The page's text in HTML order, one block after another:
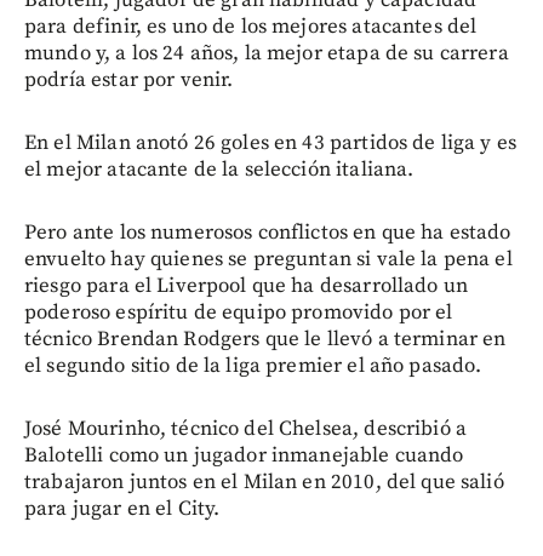
para definir, es uno de los mejores atacantes del
mundo y, a los 24 años, la mejor etapa de su carrera
podría estar por venir.
En el Milan anotó 26 goles en 43 partidos de liga y es
el mejor atacante de la selección italiana.
Pero ante los numerosos conflictos en que ha estado
envuelto hay quienes se preguntan si vale la pena el
riesgo para el Liverpool que ha desarrollado un
poderoso espíritu de equipo promovido por el
técnico Brendan Rodgers que le llevó a terminar en
el segundo sitio de la liga premier el año pasado.
José Mourinho, técnico del Chelsea, describió a
Balotelli como un jugador inmanejable cuando
trabajaron juntos en el Milan en 2010, del que salió
para jugar en el City.